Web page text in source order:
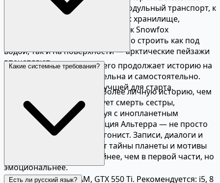
Морской грузовик Seatruck — модульный транспорт, к
которому прицепляются вагоны: хранилище,
аквариум, мастерская. Ховербайк Snowfox
перемещает по суше. Базу можно строить как под
водой, так и на поверхности — арктические пейзажи
впечатляют.
Below Zero рассказывает более личную историю, чем
оригинал. Робин расследует смерть сестры,
одновременно контактируя с инопланетным
сознанием Алан. Корпорация Альтерра — не просто
фон, а полноценный антагонист. Записи, диалоги и
исследование раскрывают тайны планеты и мотивы
корпорации. Сюжет линейнее, чем в первой части, но
эмоциональнее.
Рекомендуется — Below Zero продолжает историю на
той же планете. Но играбельна и самостоятельно.
Первая часть считается лучшей для старта.
Какие системные требования?
Минимум: i3, 8 ГБ RAM, GTX 550 Ti. Рекомендуется: i5, 8
Есть ли русский язык?